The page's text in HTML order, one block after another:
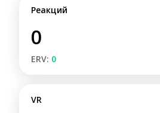
Реакций
0
ERV: 0
VR